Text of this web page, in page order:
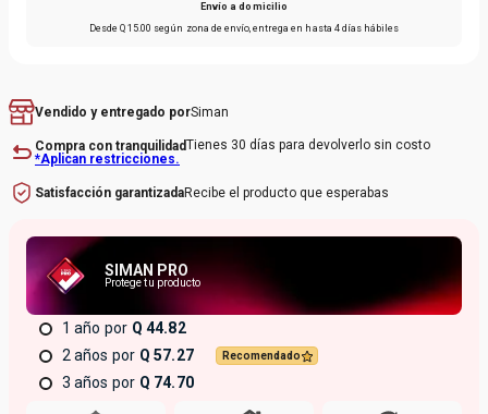
Envío a domicilio
Desde Q 15.00 según zona de envío, entrega en hasta 4 días hábiles
Vendido y entregado porSiman
Compra con tranquilidadTienes 30 días para devolverlo sin costo
*Aplican restricciones.
Satisfacción garantizadaRecibe el producto que esperabas
SIMAN PRO
Protege tu producto
1 año
Q 44.82
2 años
Q 57.27 Recomendado
3 años Q 74.70